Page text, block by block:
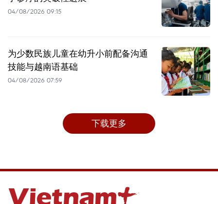
04/08/2026 09:15
为少数民族儿童在幼升小前配备沟通
技能与越南语基础
04/08/2026 07:59
下载更多